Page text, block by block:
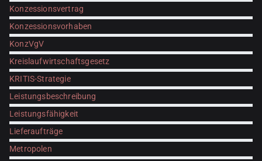
Konzessionsvertrag
Konzessionsvorhaben
KonzVgV
Kreislaufwirtschaftsgesetz
KRITIS-Strategie
Leistungsbeschreibung
Leistungsfähigkeit
Lieferaufträge
Metropolen